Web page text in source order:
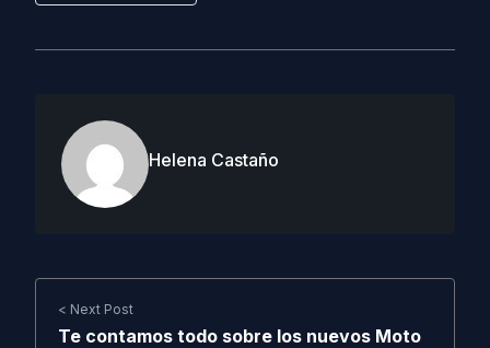
Helena Castaño
< Next Post
Te contamos todo sobre los nuevos Moto